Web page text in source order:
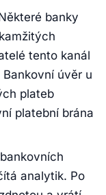
banky
tento kanál
úvěr u
plateb
platební brána
analytik. Po